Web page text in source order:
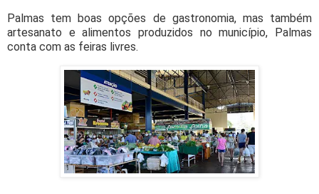
Palmas tem boas opções de gastronomia, mas também
artesanato e alimentos produzidos no município, Palmas
conta com as feiras livres.